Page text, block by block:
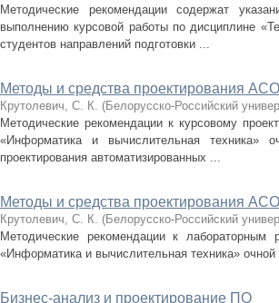
Методические рекомендации содержат
выполнению курсовой работы по дисциплине
студентов направлений подготовки ...
Методы и средства проектирования
Крутолевич, С. К. (Белорусско-Российский
Методические рекомендации к курсовому
«Информатика и вычислительная техника»
проектирования автоматизированных ...
Методы и средства проектирования
Крутолевич, С. К. (Белорусско-Российский
Методические рекомендации к лабораторным
«Информатика и вычислительная техника»
Бизнес-анализ и проектирование ПО